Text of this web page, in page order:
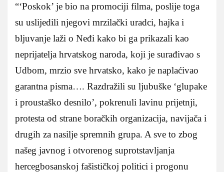
“‘Poskok’ je bio na promociji filma, poslije toga
su uslijedili njegovi mrzilački uradci, hajka i
bljuvanje laži o Neđi kako bi ga prikazali kao
neprijatelja hrvatskog naroda, koji je surađivao s
Udbom, mrzio sve hrvatsko, kako je naplaćivao
garantna pisma…. Razdražili su ljubuške ‘glupake
i proustaško desnilo’, pokrenuli lavinu prijetnji,
protesta od strane boračkih organizacija, navijača i
drugih za nasilje spremnih grupa. A sve to zbog
našeg javnog i otvorenog suprotstavljanja
hercegbosanskoj fašističkoj politici i progonu